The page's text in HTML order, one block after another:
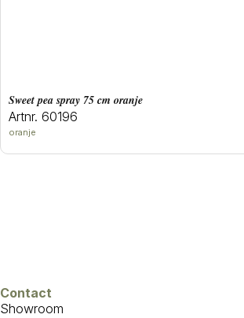
sweet pea spray 75 cm oranje
Artnr. 60196
oranje
Contact
Showroom